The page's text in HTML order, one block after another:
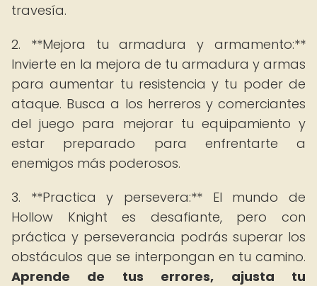
travesía.
2. **Mejora tu armadura y armamento:**
Invierte en la mejora de tu armadura y armas
para aumentar tu resistencia y tu poder de
ataque. Busca a los herreros y comerciantes
del juego para mejorar tu equipamiento y
estar preparado para enfrentarte a
enemigos más poderosos.
3. **Practica y persevera:** El mundo de
Hollow Knight es desafiante, pero con
práctica y perseverancia podrás superar los
obstáculos que se interpongan en tu camino.
Aprende de tus errores, ajusta tu